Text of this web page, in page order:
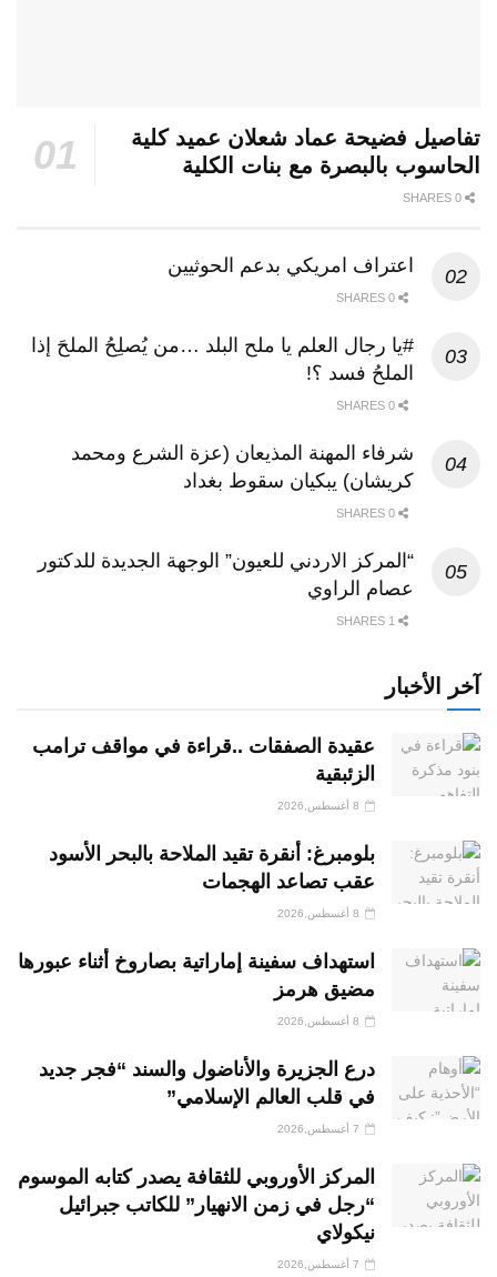
تفاصيل فضيحة عماد شعلان عميد كلية
الحاسوب بالبصرة مع بنات الكلية
اعتراف امريكي بدعم الحوثيين
#يا رجال العلم يا ملح البلد …من يُصلِحُ الملحَ إذا
الملحُ فسد ؟!
شرفاء المهنة المذيعان (عزة الشرع ومحمد
كريشان) يبكيان سقوط بغداد
“المركز الاردني للعيون” الوجهة الجديدة للدكتور
عصام الراوي
آخر الأخبار
عقيدة الصفقات ..قراءة في مواقف ترامب
الزئبقية
بلومبرغ: أنقرة تقيد الملاحة بالبحر الأسود
عقب تصاعد الهجمات
استهداف سفينة إماراتية بصاروخ أثناء عبورها
مضيق هرمز
درع الجزيرة والأناضول والسند “فجر جديد
في قلب العالم الإسلامي”
المركز الأوروبي للثقافة يصدر كتابه الموسوم
“رجل في زمن الانهيار” للكاتب جبرائيل
نيكولاي